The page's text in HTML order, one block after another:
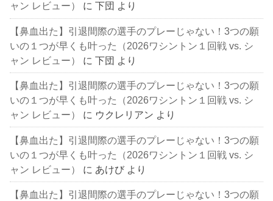
ャン レビュー） に下団 より
【鼻血出た】引退間際の選手のプレーじゃない！3つの願
いの１つが早くも叶った（2026ワシントン１回戦 vs. シ
ャン レビュー）
に下団 より
【鼻血出た】引退間際の選手のプレーじゃない！3つの願
いの１つが早くも叶った（2026ワシントン１回戦 vs. シ
ャン レビュー）
に ウクレリアン より
【鼻血出た】引退間際の選手のプレーじゃない！3つの願
いの１つが早くも叶った（2026ワシントン１回戦 vs. シ
ャン レビュー）
に あけび より
【鼻血出た】引退間際の選手のプレーじゃない！3つの願